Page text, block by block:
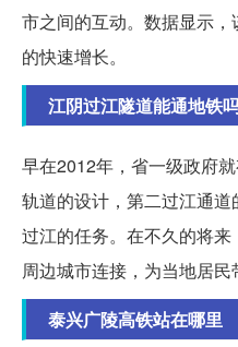
市之间的互动。数据显示
的快速增长。
江阴过江隧道能通地铁
早在2012年，省一级政
轨道的设计，第二过江通
过江的任务。在不久的将
周边城市连接，为当地居民
泰兴广陵高铁站在哪里